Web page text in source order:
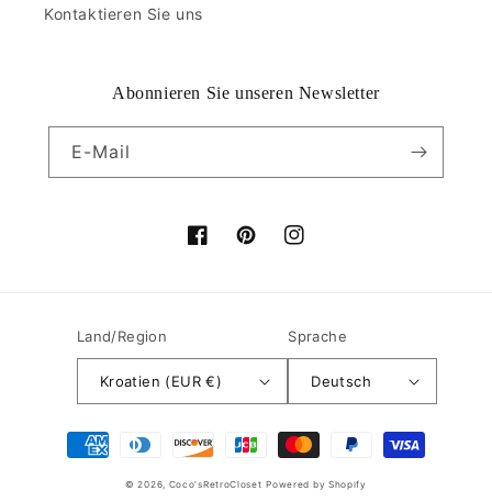
Kontaktieren Sie uns
Abonnieren Sie unseren Newsletter
E-Mail
FacebookPinterestInstagram
Land/Region
Kroatien (EUR €)
Sprache
Deutsch
Zahlungsmethoden
© 2026, Coco'sRetroCloset Powered by Shopify